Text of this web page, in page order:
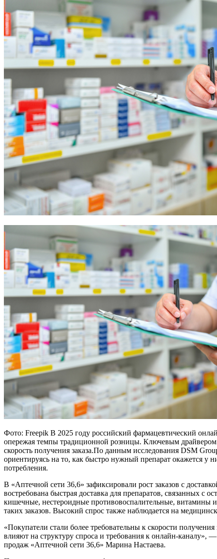
Фото: Freepik В 2025 году российский фармацевтический
опережая темпы традиционной розницы. Ключевым драйвером
скорость получения заказа.По данным исследования DSM
ориентируясь на то, как быстро нужный препарат окажется у
потребления.
В «Аптечной сети 36,6» зафиксировали рост заказов с
востребована быстрая доставка для препаратов, связанных с
кишечные, нестероидные противовоспалительные, витамины
таких заказов. Высокий спрос также наблюдается на
«Покупатели стали более требовательны к скорости
влияют на структуру спроса и требования к онлайн-каналу»,
продаж «Аптечной сети 36,6» Марина Настаева.